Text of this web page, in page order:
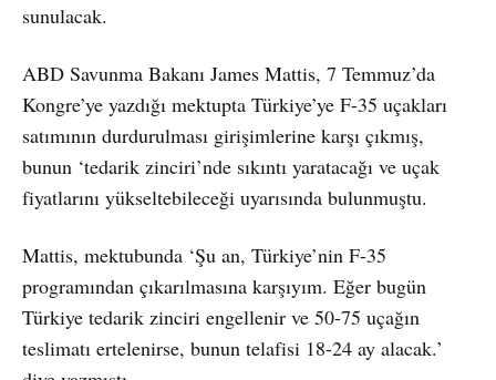
sunulacak.
ABD Savunma Bakanı James Mattis, 7 Temmuz’da
Kongre’ye yazdığı mektupta Türkiye’ye F-35 uçakları
satımının durdurulması girişimlerine karşı çıkmış,
bunun ‘tedarik zinciri’nde sıkıntı yaratacağı ve uçak
fiyatlarını yükseltebileceği uyarısında bulunmuştu.
Mattis, mektubunda ‘Şu an, Türkiye’nin F-35
programından çıkarılmasına karşıyım. Eğer bugün
Türkiye tedarik zinciri engellenir ve 50-75 uçağın
teslimatı ertelenirse, bunun telafisi 18-24 ay alacak.’